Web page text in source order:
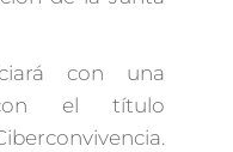
con una
el título